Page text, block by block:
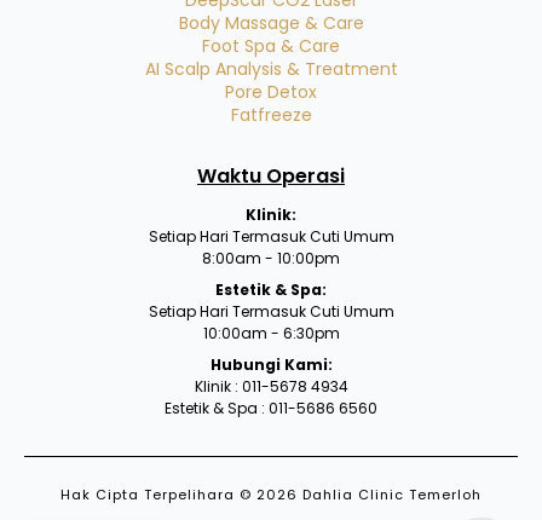
Body Massage & Care
Foot Spa & Care
AI Scalp Analysis & Treatment
Pore Detox
Fatfreeze
Waktu Operasi
Klinik:
Setiap Hari Termasuk Cuti Umum
8:00am - 10:00pm
Estetik & Spa:
Setiap Hari Termasuk Cuti Umum
10:00am - 6:30pm
Hubungi Kami:
Klinik : 011-5678 4934
Estetik & Spa : 011-5686 6560
Hak Cipta Terpelihara © 2026 Dahlia Clinic Temerloh